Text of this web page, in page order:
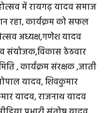
में रायगढ़ यादव समाज
रहा, कार्यक्रम को सफल
अध्यक्ष,गणेश यादव
संयोजक,विकास ठेठवार
, कार्यक्रम संरक्षक ,जाती
यादव, शिवकुमार
यादव, राजनाथ यादव